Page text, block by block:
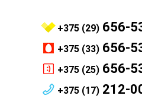
+375 (29) 656-
+375 (33) 656-
+375 (25) 656-
+375 (17) 212-